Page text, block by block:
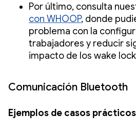
Por último, consulta
con WHOOP, donde
problema con la
trabajadores y reducir
impacto de los wake
Comunicación Bluetooth
Ejemplos de casos